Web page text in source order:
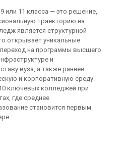
11 класса — это решение,
траекторию на
является структурной
открывает уникальные
на программы высшего
и
вуза, а также раннее
и корпоративную среду.
ключевых колледжей при
где среднее
становится первым